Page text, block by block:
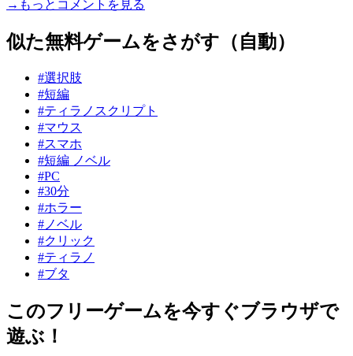
→もっとコメントを見る
似た無料ゲームをさがす（自動）
#選択肢
#短編
#ティラノスクリプト
#マウス
#スマホ
#短編 ノベル
#PC
#30分
#ホラー
#ノベル
#クリック
#ティラノ
#ブタ
このフリーゲームを今すぐブラウザで
遊ぶ！